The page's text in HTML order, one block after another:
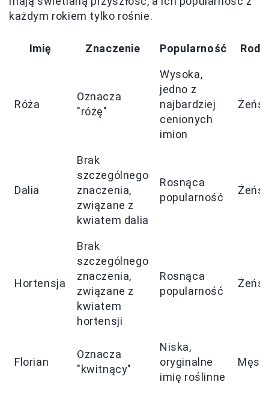
każdym rokiem tylko rośnie.
Imię Znaczenie Popularność
Róża
Oznacza
"różę"
Wysoka,
jedno z
najbardziej
cenionych
imion
Dalia
Brak
szczególnego
znaczenia,
związane z
kwiatem dalia
Rosnąca
popularność
Hortensja
Brak
szczególnego
znaczenia,
związane z
kwiatem
hortensji
Rosnąca
popularność
Florian
Oznacza
"kwitnący"
Niska,
oryginalne
imię roślinne